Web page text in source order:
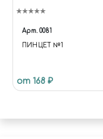
Арт. 0081
ПИНЦЕТ №1
от 168 ₽